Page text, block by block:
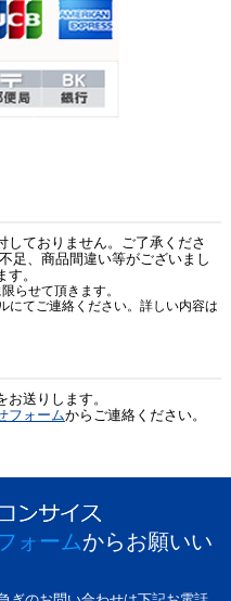
しておりません。ご了承くださ
足、商品間違い等がございまし
。
らせて頂きます。
にてご連絡ください。詳しい内容は
送りします。
フォームからご連絡ください。
ォームからお願いい